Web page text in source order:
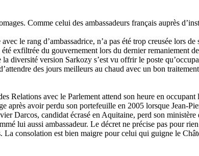
Comme celui des ambassadeurs français auprès
le rang d’ambassadrice, n’a pas été trop creusée lors
exfiltrée du gouvernement lors du dernier remaniement
diversité version Sarkozy s’est vu offrir le poste
des jours meilleurs au chaud avec un bon
Relations avec le Parlement attend son heure en
après avoir perdu son portefeuille en 2005 lorsque
Darcos, candidat écrasé en Aquitaine, perd son
lui aussi ambassadeur. Le décret ne précise pas pour
consolation est bien maigre pour celui qui guigne le